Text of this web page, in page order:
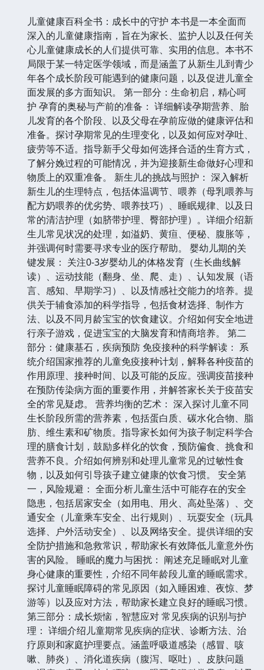
儿童健康百科全书：成长中的守护 本书是一本全面而
深入的儿童健康指南，旨在为家长、监护人以及任何关
心儿童健康成长的人们提供可靠、实用的信息。本书不
局限于某一特定医学领域，而是涵盖了从新生儿到青少
年各个成长阶段可能遇到的健康问题，以及促进儿童全
面发展的多方面知识。 第一部分：生命初启，精心呵
护 孕育的奥秘与产前的准备： 详细解读孕期营养、胎
儿发育的各个阶段、以及父母在孕前应做的健康评估和
准备。探讨孕期常见的生理变化，以及如何应对孕吐、
疲劳等不适。指导新手父母如何选择合适的生育方式，
了解分娩过程的可能情况，并为迎接新生命做好心理和
物质上的双重准备。 新生儿的挑战与照护： 深入解析
新生儿的生理特点，包括体温调节、喂养（母乳喂养与
配方奶喂养的优劣势、喂养技巧）、睡眠规律、以及日
常的清洁护理（如脐带护理、臀部护理）。详细介绍新
生儿常见状况的处理，如溢奶、黄疸、便秘、腹胀等，
并强调何时需要寻求专业的医疗帮助。 婴幼儿期的关
键发展： 关注0-3岁婴幼儿的体格发育（生长曲线解
读）、运动技能（翻身、坐、爬、走）、认知发展（语
言、感知、早期学习）、以及情感社交能力的培养。提
供关于辅食添加的科学指导，包括食材选择、制作方
法、以及不同月龄宝宝的饮食建议。介绍如何安全地进
行亲子游戏，促进宝宝的大脑发育和情商培养。 第二
部分：健康基石，疾病预防 免疫接种的科学解读： 系
统介绍国家推荐的儿童免疫接种计划，解释各种疫苗的
作用原理、接种时间、以及可能的反应。强调疫苗接种
在预防传染病方面的重要作用，并解答家长关于疫苗安
全的常见疑虑。 营养均衡的艺术： 深入探讨儿童不同
生长阶段所需的营养素，包括蛋白质、碳水化合物、脂
肪、维生素和矿物质。指导家长如何为孩子制定科学合
理的膳食计划，鼓励多样化的饮食，预防偏食、挑食和
营养不良。介绍如何辨别和处理儿童常见的过敏性食
物，以及如何引导孩子建立健康的饮食习惯。 安全第
一，风险规避： 全面分析儿童生活中可能存在的安全
隐患，包括居家安全（如用电、用火、高处坠落）、交
通安全（儿童乘车安全、出行规则）、玩耍安全（玩具
选择、户外活动安全）、以及网络安全。提供详细的安
全防护措施和急救常识，帮助家长有效降低儿童意外伤
害的风险。 睡眠的魔力与困扰： 阐述充足睡眠对儿童
身心健康的重要性，介绍不同年龄段儿童的睡眠需求。
探讨儿童睡眠障碍的常见原因（如入睡困难、夜惊、梦
游等）以及应对方法，帮助家长建立良好的睡眠习惯。
第三部分：成长烦恼，智慧应对 常见疾病的识别与护
理： 详细介绍儿童期常见疾病的症状、诊断方法、治
疗原则和家庭护理要点。涵盖呼吸道感染（感冒、咳
嗽、肺炎）、消化道疾病（腹泻、呕吐）、皮肤问题